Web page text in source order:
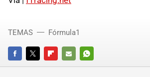
FACEBOOKTWITTERFLIPBOARD
E-
WHATSAPP
TEMAS Fórmula1